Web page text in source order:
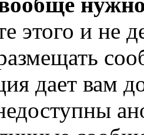
этого и не
дает вам